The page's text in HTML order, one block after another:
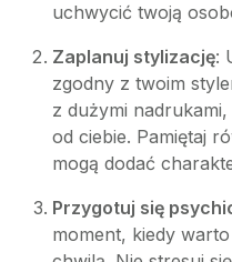
uchwycić twoją
Zaplanuj stylizację:
zgodny z twoim
z dużymi
od ciebie. Pamiętaj
mogą dodać
Przygotuj się
moment, kiedy